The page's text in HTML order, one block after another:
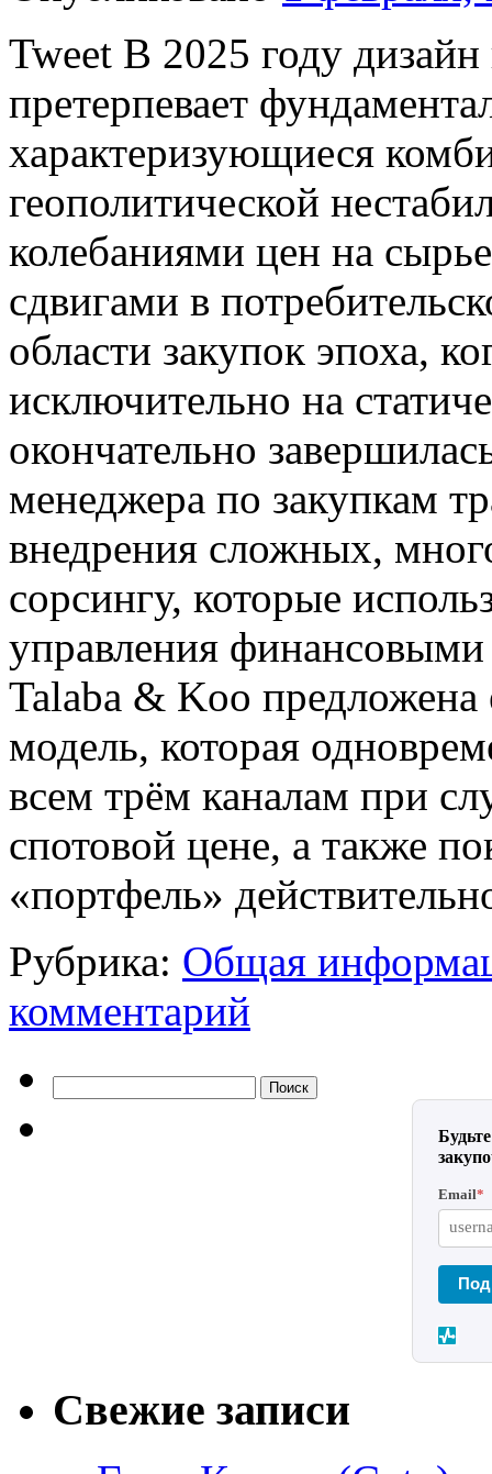
Tweet В 2025 году
претерпевает
характеризующиеся
геополитической
колебаниями цен на
сдвигами в
области закупок эпоха,
исключительно на
окончательно
менеджера по закупкам
внедрения сложных,
сорсингу, которые
управления
Talaba & Koo
модель, которая
всем трём каналам при
спотовой цене, а также
«портфель»
Рубрика: Общая
комментарий
Email*
Свежие записи